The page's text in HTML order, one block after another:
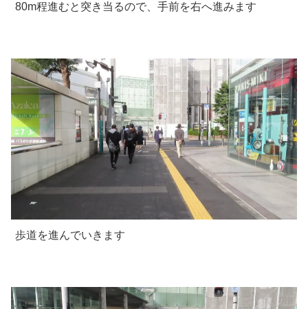
80m程進むと突き当るので、手前を右へ進みます
歩道を進んでいきます